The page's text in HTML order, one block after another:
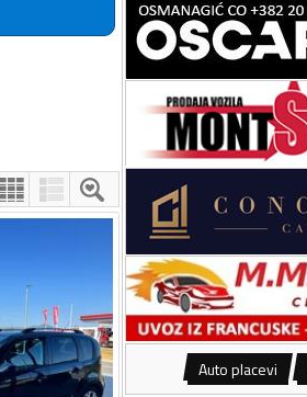
Auto placevi